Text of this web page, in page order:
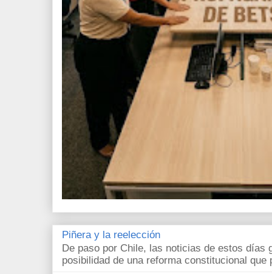
Piñera y la reelección
De paso por Chile, las noticias de estos días
posibilidad de una reforma constitucional